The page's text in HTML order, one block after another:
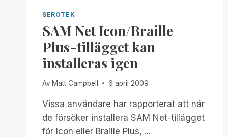
SEROTEK
SAM Net Icon/Braille
Plus-tillägget kan
installeras igen
Av Matt Campbell 6 april 2009
Vissa användare har rapporterat att när
de försöker installera SAM Net-tillägget
för Icon eller Braille Plus, ...